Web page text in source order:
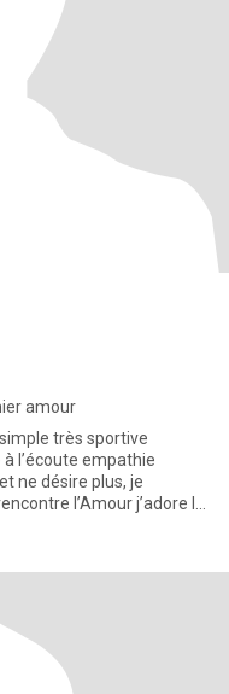
amour
très sportive
l’écoute empathie
ne désire plus, je
l’Amour j’adore la